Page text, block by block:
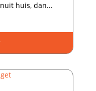
huis, dan...